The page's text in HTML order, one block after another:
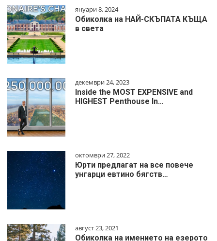
януари 8, 2024
Обиколка на НАЙ-СКЪПАТА КЪЩА
в света
декември 24, 2023
Inside the MOST EXPENSIVE and
HIGHEST Penthouse In…
октомври 27, 2022
Юрти предлагат на все повече
унгарци евтино бягств…
август 23, 2021
Обиколка на имението на езерото